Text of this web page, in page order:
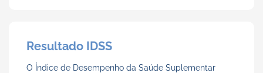
Resultado IDSS
O Índice de Desempenho da Saúde Suplementar